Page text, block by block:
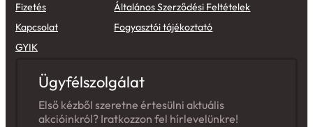
Fizetés
Kapcsolat
GYIK
Általános Szerződési Feltételek
Fogyasztói tájékoztató
Ügyfélszolgálat
Első kézből szeretne értesülni aktuális
akcióinkról? Iratkozzon fel hírlevelünkre!